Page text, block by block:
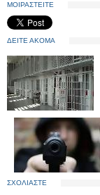
ΜΟΙΡΑΣΤΕΙΤΕ
ΔΕΙΤΕ ΑΚΟΜΑ
ΣΧΟΛΙΑΣΤΕ